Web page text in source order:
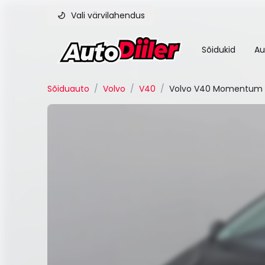
Vali värvilahendus
Sõidukid
Sõiduauto / Volvo / V40 / Volvo V40 Momentum